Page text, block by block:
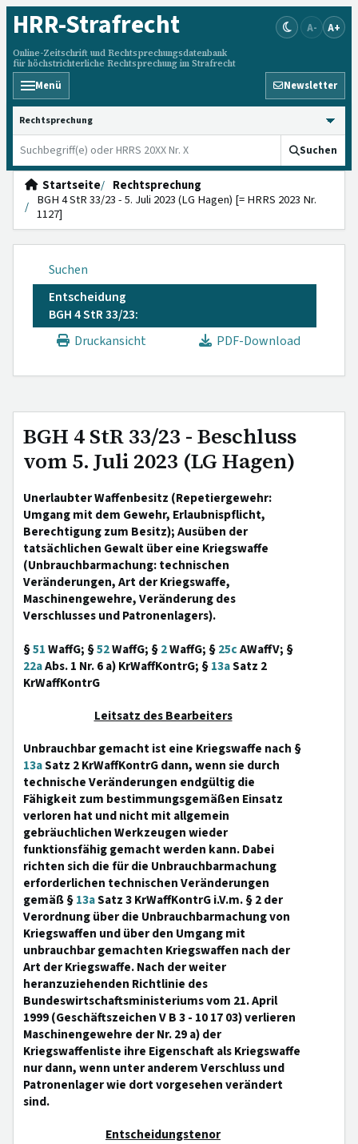
HRR-Strafrecht
Online-Zeitschrift und Rechtsprechungsdatenbank
für höchstrichterliche Rechtsprechung im Strafrecht
A- A+
Menü Newsletter
HRRS durchsuchen
Suchen
Startseite
Rechtsprechung
BGH 4 StR 33/23 - 5. Juli 2023 (LG Hagen) [= HRRS 2023 Nr.
1127]
Suchen
Entscheidung
BGH 4 StR 33/23:
Druckansicht
PDF-Download
BGH 4 StR 33/23 - Beschluss
vom 5. Juli 2023 (LG Hagen)
Unerlaubter Waffenbesitz (Repetiergewehr:
Umgang mit dem Gewehr, Erlaubnispflicht,
Berechtigung zum Besitz); Ausüben der
tatsächlichen Gewalt über eine Kriegswaffe
(Unbrauchbarmachung: technischen
Veränderungen, Art der Kriegswaffe,
Maschinengewehre, Veränderung des
Verschlusses und Patronenlagers).
§51WaffG; §52WaffG; §2WaffG; §25cAWaffV; §
22aAbs. 1 Nr. 6 a) KrWaffKontrG; §13aSatz 2
KrWaffKontrG
Leitsatz des Bearbeiters
Unbrauchbar gemacht ist eine Kriegswaffe nach §
13aSatz 2 KrWaffKontrG dann, wenn sie durch
technische Veränderungen endgültig die
Fähigkeit zum bestimmungsgemäßen Einsatz
verloren hat und nicht mit allgemein
gebräuchlichen Werkzeugen wieder
funktionsfähig gemacht werden kann. Dabei
richten sich die für die Unbrauchbarmachung
erforderlichen technischen Veränderungen
gemäß §13aSatz 3 KrWaffKontrG i.V.m. § 2 der
Verordnung über die Unbrauchbarmachung von
Kriegswaffen und über den Umgang mit
unbrauchbar gemachten Kriegswaffen nach der
Art der Kriegswaffe. Nach der weiter
heranzuziehenden Richtlinie des
Bundeswirtschaftsministeriums vom 21. April
1999 (Geschäftszeichen V B 3 - 10 17 03) verlieren
Maschinengewehre der Nr. 29 a) der
Kriegswaffenliste ihre Eigenschaft als Kriegswaffe
nur dann, wenn unter anderem Verschluss und
Patronenlager wie dort vorgesehen verändert
sind.
Entscheidungstenor